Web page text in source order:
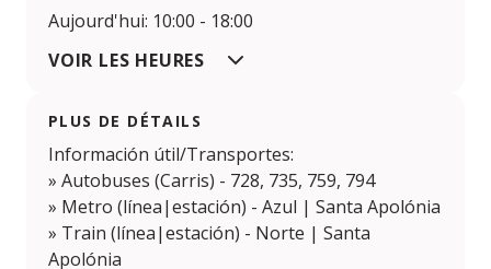
Aujourd'hui: 10:00 - 18:00
VOIR LES HEURES
PLUS DE DÉTAILS
Información útil/Transportes:
» Autobuses (Carris) - 728, 735, 759, 794
» Metro (línea|estación) - Azul | Santa Apolónia
» Train (línea|estación) - Norte | Santa
Apolónia